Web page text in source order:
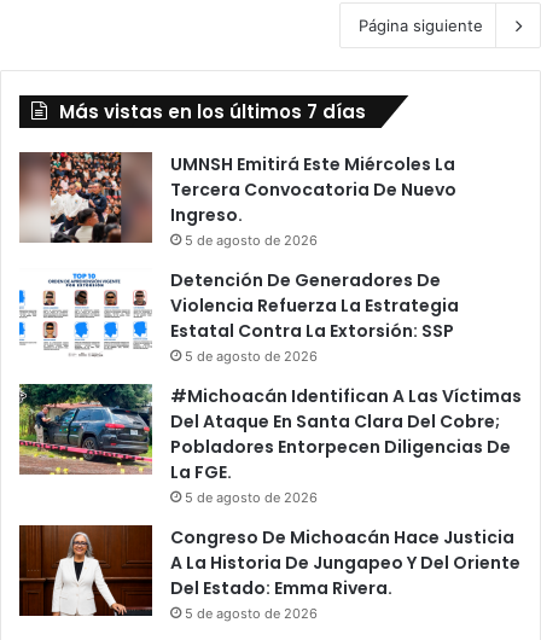
Página siguiente
Más vistas en los últimos 7 días
UMNSH Emitirá Este Miércoles La
Tercera Convocatoria De Nuevo
Ingreso.
5 de agosto de 2026
Detención De Generadores De
Violencia Refuerza La Estrategia
Estatal Contra La Extorsión: SSP
5 de agosto de 2026
#Michoacán Identifican A Las Víctimas
Del Ataque En Santa Clara Del Cobre;
Pobladores Entorpecen Diligencias De
La FGE.
5 de agosto de 2026
Congreso De Michoacán Hace Justicia
A La Historia De Jungapeo Y Del Oriente
Del Estado: Emma Rivera.
5 de agosto de 2026